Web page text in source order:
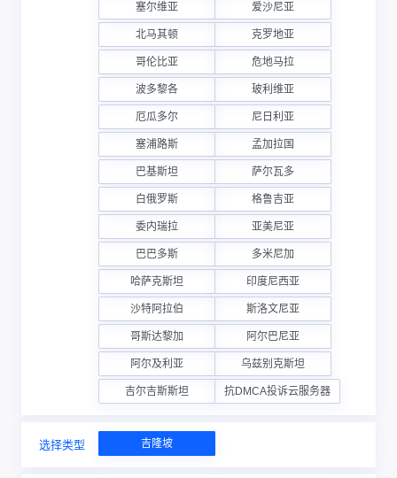
塞尔维亚 爱沙尼亚
北马其顿 克罗地亚
哥伦比亚 危地马拉
波多黎各 玻利维亚
厄瓜多尔 尼日利亚
塞浦路斯 孟加拉国
巴基斯坦 萨尔瓦多
白俄罗斯 格鲁吉亚
委内瑞拉 亚美尼亚
巴巴多斯 多米尼加
哈萨克斯坦 印度尼西亚
沙特阿拉伯 斯洛文尼亚
哥斯达黎加 阿尔巴尼亚
阿尔及利亚 乌兹别克斯坦
吉尔吉斯斯坦 抗DMCA投诉云服务器
选择类型 吉隆坡